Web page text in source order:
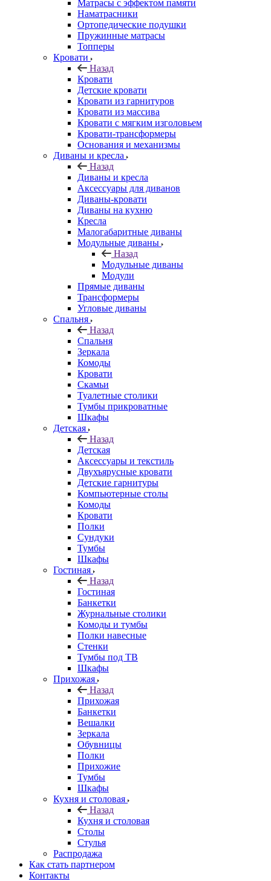
Матрасы с эффектом памяти
Наматрасники
Ортопедические подушки
Пружинные матрасы
Топперы
Кровати
Назад
Кровати
Детские кровати
Кровати из гарнитуров
Кровати из массива
Кровати с мягким изголовьем
Кровати-трансформеры
Основания и механизмы
Диваны и кресла
Назад
Диваны и кресла
Аксессуары для диванов
Диваны-кровати
Диваны на кухню
Кресла
Малогабаритные диваны
Модульные диваны
Назад
Модульные диваны
Модули
Прямые диваны
Трансформеры
Угловые диваны
Спальня
Назад
Спальня
Зеркала
Комоды
Кровати
Скамьи
Туалетные столики
Тумбы прикроватные
Шкафы
Детская
Назад
Детская
Аксессуары и текстиль
Двухъярусные кровати
Детские гарнитуры
Компьютерные столы
Комоды
Кровати
Полки
Сундуки
Тумбы
Шкафы
Гостиная
Назад
Гостиная
Банкетки
Журнальные столики
Комоды и тумбы
Полки навесные
Стенки
Тумбы под ТВ
Шкафы
Прихожая
Назад
Прихожая
Банкетки
Вешалки
Зеркала
Обувницы
Полки
Прихожие
Тумбы
Шкафы
Кухня и столовая
Назад
Кухня и столовая
Столы
Стулья
Распродажа
Как стать партнером
Контакты